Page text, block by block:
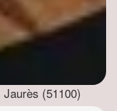
(51100)